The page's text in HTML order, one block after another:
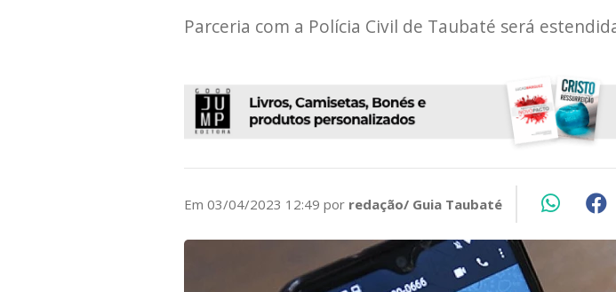
Parceria com a Polícia Civil de Taubaté será
Em 03/04/2023 12:49 por redação/ Guia Taubaté